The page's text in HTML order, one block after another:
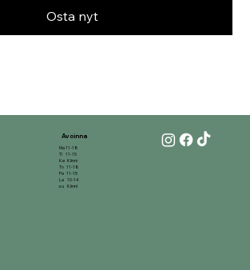
Osta nyt
Ma 11-18
Ti 11-15
Ke Kiinni
To 11-18
Pe 11-15
La 10-14
su Kiinni
Avoinna